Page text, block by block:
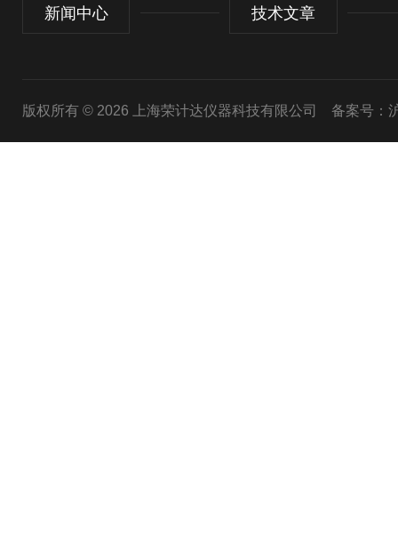
新闻中心 技术文章
版权所有 © 2026 上海荣计达仪器科技有限公司 备案号：